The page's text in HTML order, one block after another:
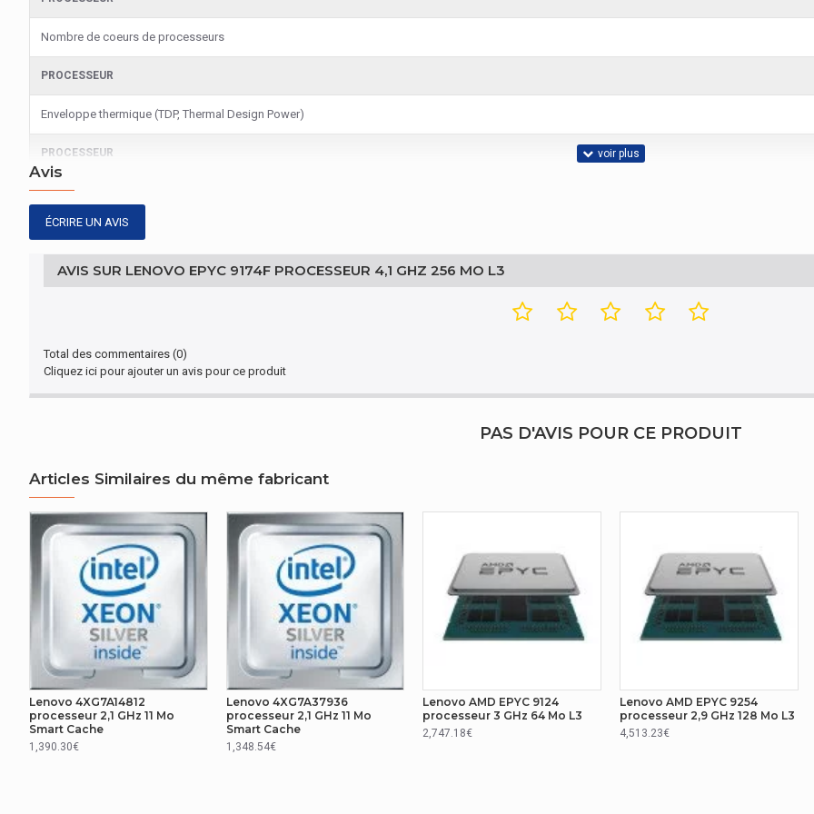
Nombre de coeurs de processeurs
PROCESSEUR
Enveloppe thermique (TDP, Thermal Design Power)
PROCESSEUR
Fréquence de base du processeur
MÉMOIRE VIVE
Types de mémoires pris en charge par le processeur
MÉMOIRE VIVE
Nom du produit
CARACTÉRISTIQUES
Nombre maximum de voies PCI Express
REPRÉSENTATION / RÉALISATION
Fabricant de processeur
CONNECTEURS D'EXTENSION
Version des emplacements PCI Express
Avis
ÉCRIRE UN AVIS
AVIS SUR LENOVO EPYC 9174F PROCESSEUR 4,1 GHZ 256 MO L3
Total des commentaires (0)
Cliquez ici pour ajouter un avis pour ce produit
PAS D'AVIS POUR CE PRODUIT
Articles Similaires du même fabricant
Lenovo 4XG7A14812
processeur 2,1 GHz 11 Mo
Smart Cache
1,390.30€
Lenovo 4XG7A37936
processeur 2,1 GHz 11 Mo
Smart Cache
1,348.54€
Lenovo AMD EPYC 9124
processeur 3 GHz 64 Mo L3
2,747.18€
Lenovo AMD EPYC 9254
processeur 2,9 GHz 128 Mo L3
4,513.23€